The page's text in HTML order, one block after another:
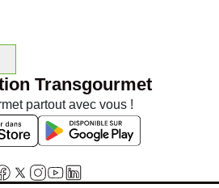
Transgourmet
partout avec vous !